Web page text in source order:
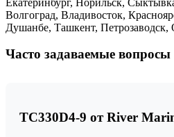
Волгоград, Владивосток,
Душанбе, Ташкент,
Часто задаваемые вопросы
TC330D4-9 от River